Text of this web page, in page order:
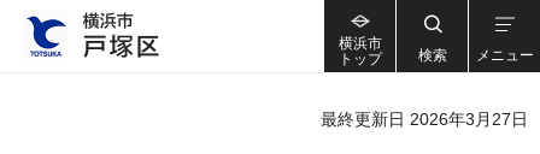
横浜市
トップ
検索 メニュー
最終更新日 2026年3月27日